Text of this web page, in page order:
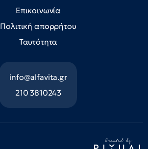
Επικοινωνία
Πολιτική απορρήτου
Ταυτότητα
info@alfavita.gr
210 3810243